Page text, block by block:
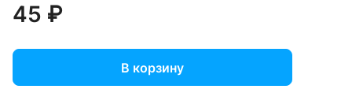
45 ₽
В корзину